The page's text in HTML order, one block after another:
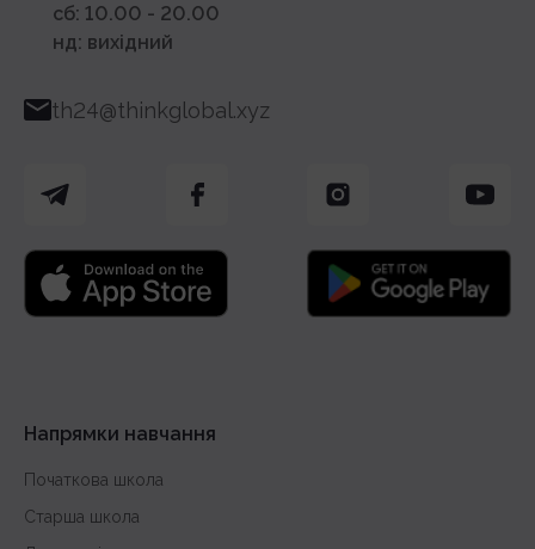
можливість працювати дистанційно або в гібридному
форматі;
професійну команду та підтримку колег;
конкурентну оплату праці та розвиток за результатами.
Кого ми шукаємо і що
цінуємо
команді працюють вчителі, менеджери, HR-фахівці,
онлайн-школу живим і ефективним простором навчання.
th24@thinkglobal.xyz
сб: 10.00 - 20.00
нд: вихідний
Напрямки навчання
Початкова школа
Старша школа